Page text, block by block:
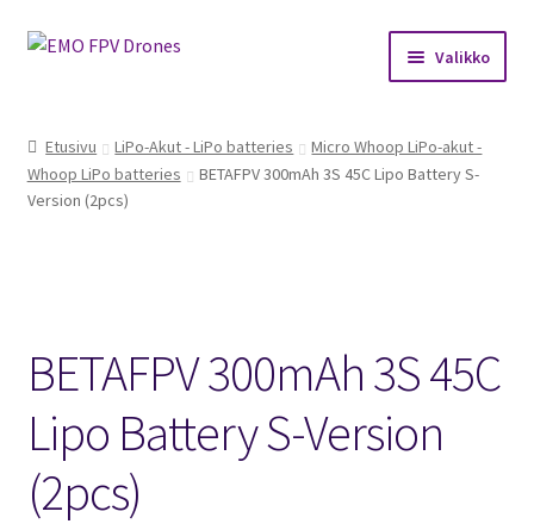
Siirry
Siirry
Valikko
Kauppa
Mitä on FPV?
Ohjeet
Beta65 – Betacube – Betaflight Configuration
Etusivu LiPo-Akut - LiPo batteries
Micro Whoop LiPo-akut -
Whoop LiPo batteries
BETAFPV 300mAh 3S 45C Lipo Battery S-
Version (2pcs)
BETAFPV 300mAh 3S 45C
Lipo Battery S-Version
(2pcs)